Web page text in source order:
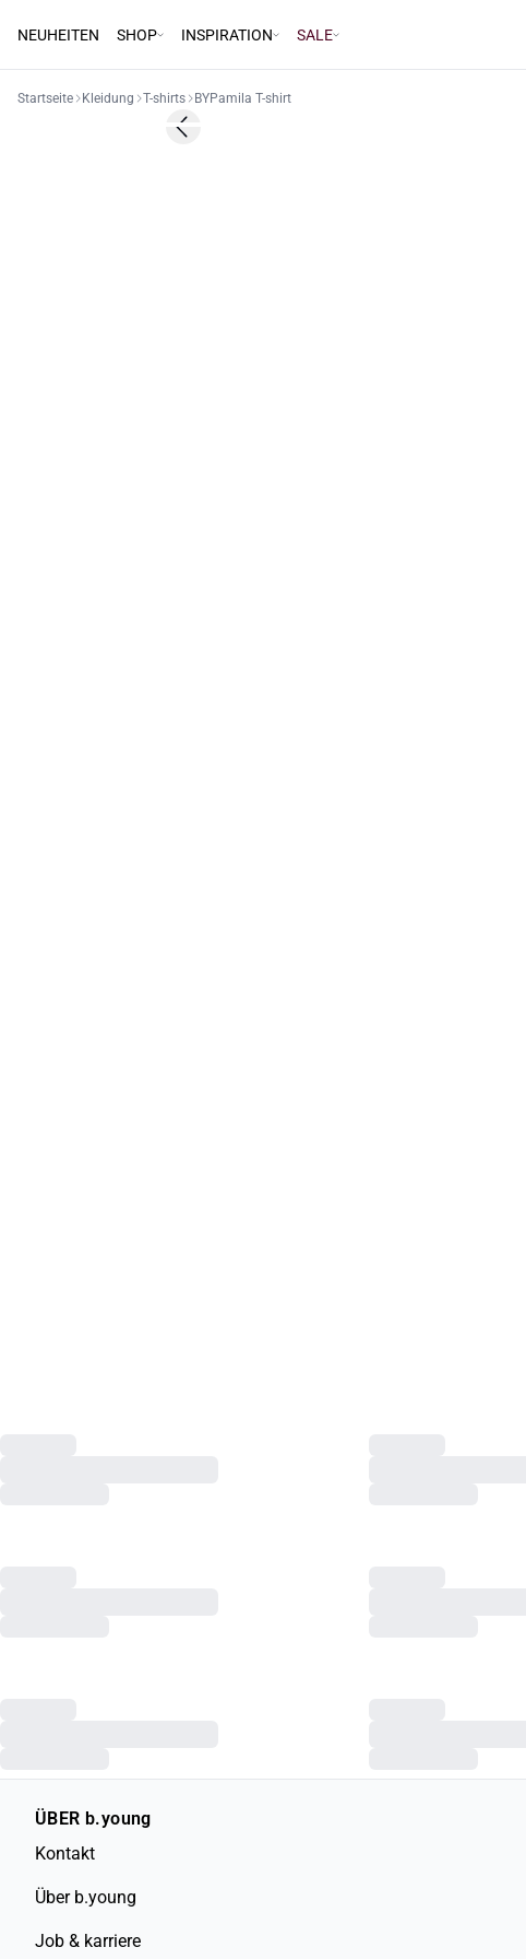
NEUHEITEN SHOP INSPIRATION SALE
Startseite Kleidung T-shirts BYPamila T-shirt
Previous slide
ÜBER b.young
Kontakt
Über b.young
Job & karriere